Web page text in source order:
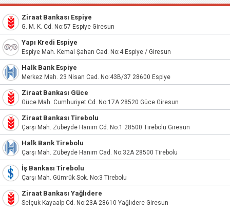
Ziraat Bankası Espiye
G. M. K. Cd. No:57 Espiye Giresun
Yapı Kredi Espiye
Espiye Mah. Kemal Şahan Cad. No:4 Espiye / Giresun
Halk Bank Espiye
Merkez Mah. 23 Nisan Cad. No:43B/37 28600 Espiye
Ziraat Bankası Güce
Güce Mah. Cumhuriyet Cd. No:17A 28520 Güce Giresun
Ziraat Bankası Tirebolu
Çarşı Mah. Zübeyde Hanım Cd. No:1 28500 Tirebolu Giresun
Halk Bank Tirebolu
Çarşı Mah. Zübeyde Hanım Cad. No:32A 28500 Tirebolu
İş Bankası Tirebolu
Çarşı Mah. Gümrük Sok. No:3 Tirebolu
Ziraat Bankası Yağlıdere
Selçuk Kayaalp Cd. No:23A 28610 Yağlıdere Giresun